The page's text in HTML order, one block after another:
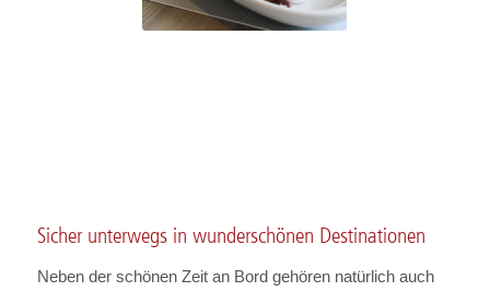
Sicher unterwegs in wunderschönen Destinationen
Neben der schönen Zeit an Bord gehören natürlich auch